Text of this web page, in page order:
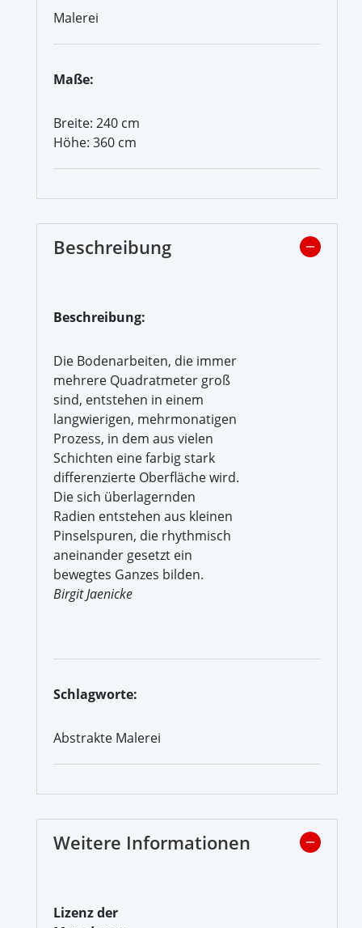
Malerei
Maße:
Breite: 240 cm
Höhe: 360 cm
Beschreibung
Beschreibung:
Die Bodenarbeiten, die immer
mehrere Quadratmeter groß
sind, entstehen in einem
langwierigen, mehrmonatigen
Prozess, in dem aus vielen
Schichten eine farbig stark
differenzierte Oberfläche wird.
Die sich überlagernden
Radien entstehen aus kleinen
Pinselspuren, die rhythmisch
aneinander gesetzt ein
bewegtes Ganzes bilden.
Birgit Jaenicke
Schlagworte:
Abstrakte Malerei
Weitere Informationen
Lizenz der